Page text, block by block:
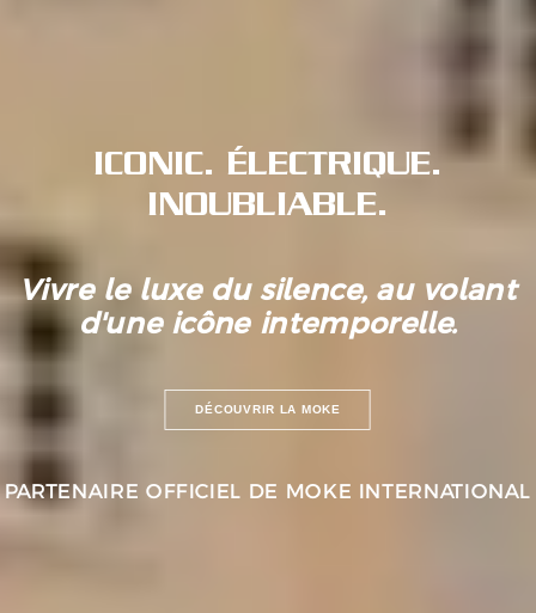
ICONIC. ÉLECTRIQUE.
INOUBLIABLE.
Vivre le luxe du silence, au volant
d'une icône intemporelle.
DÉCOUVRIR LA MOKE
PARTENAIRE OFFICIEL DE MOKE INTERNATIONAL